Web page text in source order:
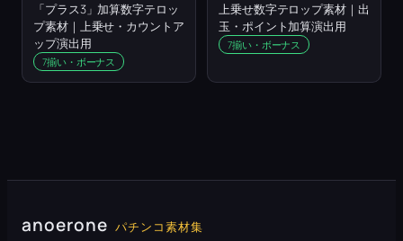
「プラス3」加算数字テロッ
プ素材｜上乗せ・カウントア
ップ演出用
7揃い・ボーナス
上乗せ数字テロップ素材｜出
玉・ポイント加算演出用
7揃い・ボーナス
anoerone パチンコ素材集